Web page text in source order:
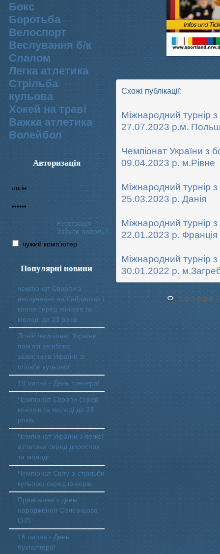
Бокс
Боротьба
Велоспорт
Веслування б/к
Cлалом
Легка атлетика
Стрільба
кульова
Хокей на траві
Важка атлетика
Волейбол
Авторизація
Реєстрація
Забули пароль?
чужий комп'ютер
Популярні новини
чемпіонат Європи з
веслування на байдарках і
каное серед юніорів та
молоді до 23 років.
Літній чемпіонат України
пам'яті загиблих
захисників України зі
стільби кульової.
19 липня - День тренера!
Чемпіонат Європи серед
юніорів та молоді до 23
років.
Чемпіонат України з легкої
атлетики серед дорослих
та молоді
Чемпіонат Світу зі стрільби
кульової серед юніорів.
Привітання з днем
народження Селезньова
О.П.
16 липня - День
бухгалтера!
Схожі публікації:
Міжнародний турнір
27.07.2023 р.м.
Чемпіонат України з
09.04.2023 р. м.Рівне
Міжнародний турнір
25.03.2023 р. Данія
Міжнародний турнір
22.01.2023 р. Франція
Міжнародний турнір
30.01.2022 р.
переглядів: